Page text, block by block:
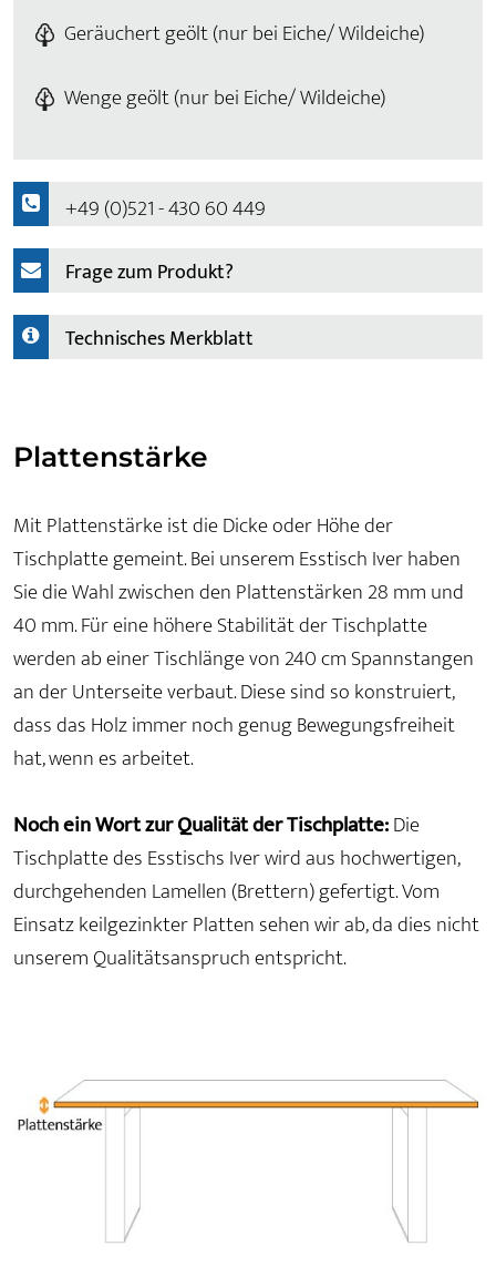
Geräuchert geölt (nur bei Eiche/ Wildeiche)
Wenge geölt (nur bei Eiche/ Wildeiche)
+49 (0)521 - 430 60 449
Frage zum Produkt?
Technisches Merkblatt
Plattenstärke
Mit Plattenstärke ist die Dicke oder Höhe der
Tischplatte gemeint. Bei unserem Esstisch Iver haben
Sie die Wahl zwischen den Plattenstärken 28 mm und
40 mm. Für eine höhere Stabilität der Tischplatte
werden ab einer Tischlänge von 240 cm Spannstangen
an der Unterseite verbaut. Diese sind so konstruiert,
dass das Holz immer noch genug Bewegungsfreiheit
hat, wenn es arbeitet.
Noch ein Wort zur Qualität der Tischplatte:Die
Tischplatte des Esstischs Iver wird aus hochwertigen,
durchgehenden Lamellen (Brettern) gefertigt. Vom
Einsatz keilgezinkter Platten sehen wir ab, da dies nicht
unserem Qualitätsanspruch entspricht.